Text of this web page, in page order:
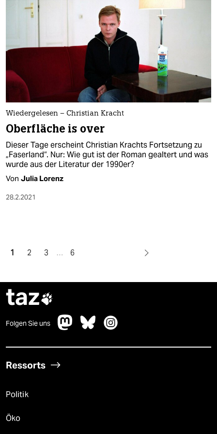
Wiedergelesen – Christian Kracht
Oberfläche is over
Dieser Tage erscheint Christian Krachts Fortsetzung zu
„Faserland“. Nur: Wie gut ist der Roman gealtert und was
wurde aus der Literatur der 1990er?
Von Julia Lorenz
28.2.2021
1 2 3 … 6
taz
Folgen Sie uns
Ressorts
Politik
Öko